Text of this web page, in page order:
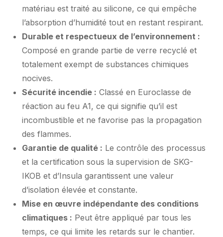
matériau est traité au silicone, ce qui empêche
l’absorption d’humidité tout en restant respirant.
Durable et respectueux de l’environnement :
Composé en grande partie de verre recyclé et
totalement exempt de substances chimiques
nocives.
Sécurité incendie : Classé en Euroclasse de
réaction au feu A1, ce qui signifie qu’il est
incombustible et ne favorise pas la propagation
des flammes.
Garantie de qualité : Le contrôle des processus
et la certification sous la supervision de SKG-
IKOB et d’Insula garantissent une valeur
d’isolation élevée et constante.
Mise en œuvre indépendante des conditions
climatiques : Peut être appliqué par tous les
temps, ce qui limite les retards sur le chantier.